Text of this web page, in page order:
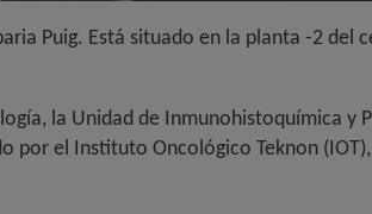
Puig. Está situado en la planta -2 del
la Unidad de Inmunohistoquímica y
el Instituto Oncológico Teknon